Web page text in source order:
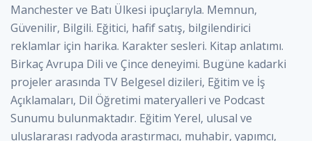
Manchester ve Batı Ülkesi ipuçlarıyla. Memnun,
Güvenilir, Bilgili. Eğitici, hafif satış, bilgilendirici
reklamlar için harika. Karakter sesleri. Kitap anlatımı.
Birkaç Avrupa Dili ve Çince deneyimi. Bugüne kadarki
projeler arasında TV Belgesel dizileri, Eğitim ve İş
Açıklamaları, Dil Öğretimi materyalleri ve Podcast
Sunumu bulunmaktadır. Eğitim Yerel, ulusal ve
uluslararası radyoda araştırmacı, muhabir, yapımcı,